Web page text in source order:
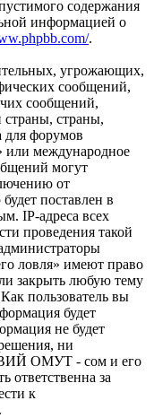
содержания
информацией о
.
угрожающих,
сообщений,
сообщений,
страны,
для форумов
международное
могут
от
поставлен в
IP-адреса всех
проведения такой
имеют право
закрыть любую тему
пользователь вы
будет
не будет
ни
ОМУТ - сом и его
ответственна за
к